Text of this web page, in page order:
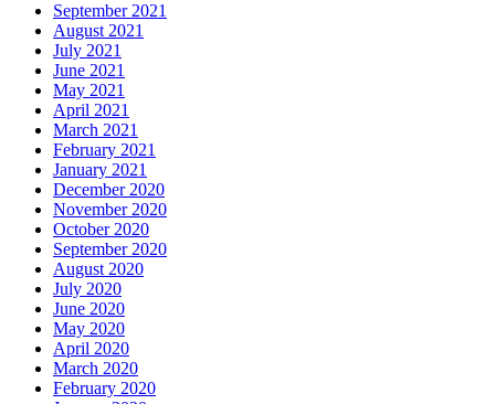
September 2021
August 2021
July 2021
June 2021
May 2021
April 2021
March 2021
February 2021
January 2021
December 2020
November 2020
October 2020
September 2020
August 2020
July 2020
June 2020
May 2020
April 2020
March 2020
February 2020